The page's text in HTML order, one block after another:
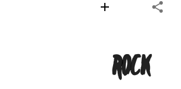
ROCK